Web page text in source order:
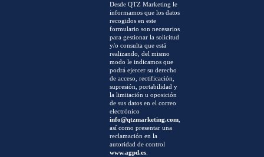
Desde QTZ Marketing le
informamos que los datos
recogidos en este
formulario son necesarios
para gestionar la solicitud
y/o consulta que está
realizando, del mismo
modo le indicamos que
podrá ejercer su derecho
de acceso, rectificación,
supresión, portabilidad y
la limitación u oposición
de sus datos en el correo
electrónico
info@qtzmarketing.com
así como presentar una
reclamación en la
autoridad de control
www.agpd.es